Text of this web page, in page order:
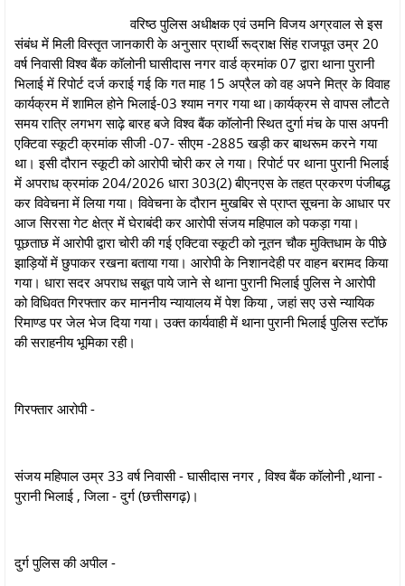
वरिष्ठ पुलिस अधीक्षक एवं उमनि विजय अग्रवाल से इस
संबंध में मिली विस्तृत जानकारी के अनुसार प्रार्थी रूद्राक्ष सिंह राजपूत उम्र 20
वर्ष निवासी विश्व बैंक कॉलोनी घासीदास नगर वार्ड क्रमांक 07 द्वारा थाना पुरानी
भिलाई में रिपोर्ट दर्ज कराई गई कि गत माह 15 अप्रैल को वह अपने मित्र के विवाह
कार्यक्रम में शामिल होने भिलाई-03 श्याम नगर गया था।कार्यक्रम से वापस लौटते
समय रात्रि लगभग साढ़े बारह बजे विश्व बैंक कॉलोनी स्थित दुर्गा मंच के पास अपनी
एक्टिवा स्कूटी क्रमांक सीजी -07- सीएम -2885 खड़ी कर बाथरूम करने गया
था। इसी दौरान स्कूटी को आरोपी चोरी कर ले गया। रिपोर्ट पर थाना पुरानी भिलाई
में अपराध क्रमांक 204/2026 धारा 303(2) बीएनएस के तहत प्रकरण पंजीबद्ध
कर विवेचना में लिया गया। विवेचना के दौरान मुखबिर से प्राप्त सूचना के आधार पर
आज सिरसा गेट क्षेत्र में घेराबंदी कर आरोपी संजय महिपाल को पकड़ा गया।
पूछताछ में आरोपी द्वारा चोरी की गई एक्टिवा स्कूटी को नूतन चौक मुक्तिधाम के पीछे
झाड़ियों में छुपाकर रखना बताया गया। आरोपी के निशानदेही पर वाहन बरामद किया
गया। धारा सदर अपराध सबूत पाये जाने से थाना पुरानी भिलाई पुलिस ने आरोपी
को विधिवत गिरफ्तार कर माननीय न्यायालय में पेश किया , जहां सए उसे न्यायिक
रिमाण्ड पर जेल भेज दिया गया। उक्त कार्यवाही में थाना पुरानी भिलाई पुलिस स्टॉफ
की सराहनीय भूमिका रही।
गिरफ्तार आरोपी -
संजय महिपाल उम्र 33 वर्ष निवासी - घासीदास नगर , विश्व बैंक कॉलोनी ,थाना -
पुरानी भिलाई , जिला - दुर्ग (छत्तीसगढ़)।
दुर्ग पुलिस की अपील -